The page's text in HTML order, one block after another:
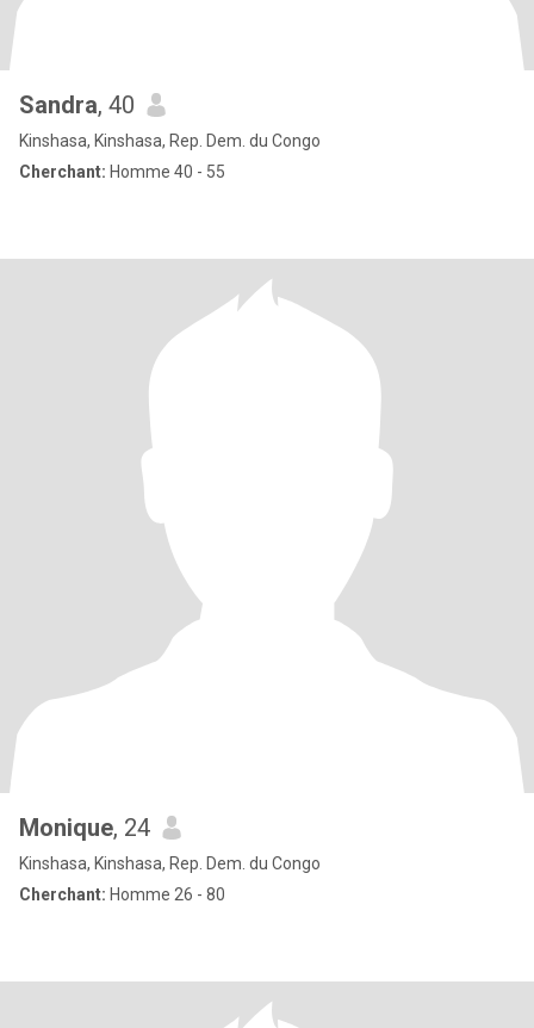
Sandra, 40
Kinshasa, Kinshasa, Rep. Dem. du Congo
Cherchant: Homme 40 - 55
Monique, 24
Kinshasa, Kinshasa, Rep. Dem. du Congo
Cherchant: Homme 26 - 80